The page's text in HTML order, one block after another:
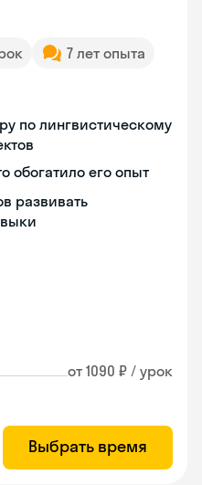
7 лет опыта
по лингвистическому
обогатило его опыт
развивать
от 1090 ₽ / урок
Выбрать время